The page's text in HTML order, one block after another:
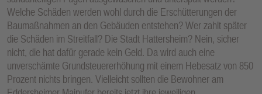
Welche Schäden werden wohl durch die Erschütterungen der
Baumaßnahmen an den Gebäuden entstehen? Wer zahlt später
die Schäden im Streitfall? Die Stadt Hattersheim? Nein, sicher
nicht, die hat dafür gerade kein Geld. Da wird auch eine
unverschämte Grundsteuererhöhung mit einem Hebesatz von 850
Prozent nichts bringen. Vielleicht sollten die Bewohner am